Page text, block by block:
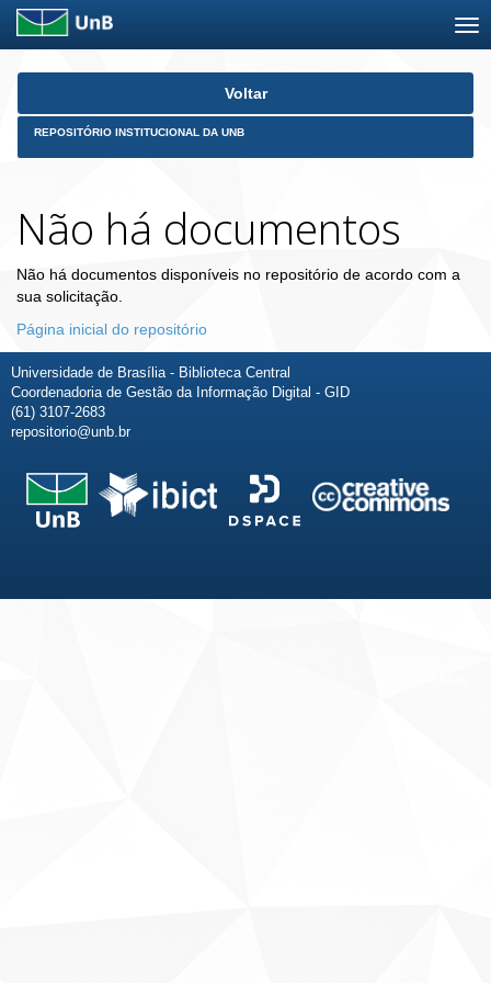
Skip
Voltar
REPOSITÓRIO INSTITUCIONAL DA UNB
Não há documentos
Não há documentos disponíveis no repositório de acordo com a
sua solicitação.
Página inicial do repositório
Universidade de Brasília - Biblioteca Central
Coordenadoria de Gestão da Informação Digital - GID
(61) 3107-2683
repositorio@unb.br